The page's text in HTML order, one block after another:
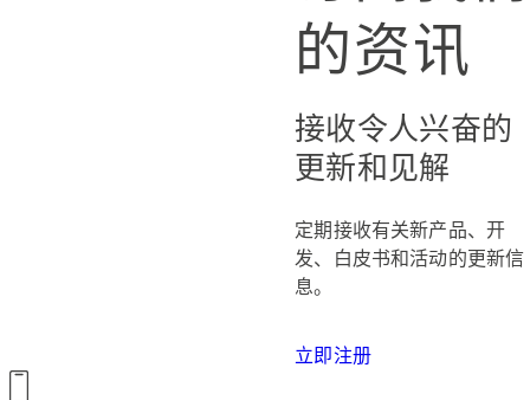
的资讯
接收令人兴奋的
更新和见解
定期接收有关新产品、开
发、白皮书和活动的更新信
息。
立即注册